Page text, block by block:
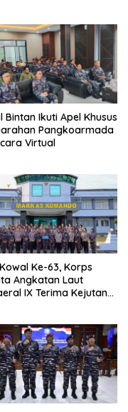
Bintan Ikuti Apel Khusus
Pangkoarmada
Virtual
Ke-63, Korps
Angkatan Laut
IX Terima Kejutan